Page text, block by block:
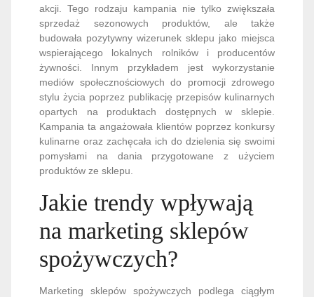
akcji. Tego rodzaju kampania nie tylko zwiększała
sprzedaż sezonowych produktów, ale także
budowała pozytywny wizerunek sklepu jako miejsca
wspierającego lokalnych rolników i producentów
żywności. Innym przykładem jest wykorzystanie
mediów społecznościowych do promocji zdrowego
stylu życia poprzez publikację przepisów kulinarnych
opartych na produktach dostępnych w sklepie.
Kampania ta angażowała klientów poprzez konkursy
kulinarne oraz zachęcała ich do dzielenia się swoimi
pomysłami na dania przygotowane z użyciem
produktów ze sklepu.
Jakie trendy wpływają
na marketing sklepów
spożywczych?
Marketing sklepów spożywczych podlega ciągłym